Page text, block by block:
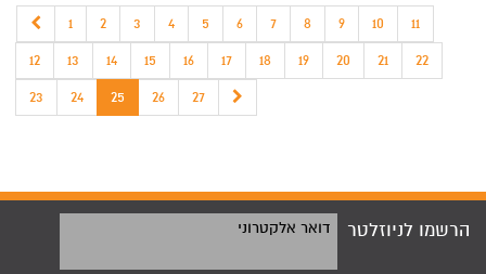
1 2 3 4 5 6 7 8 9 10
11
12
13 14 15 16 17 18 19 20 21
22
23
24 25 26 27
הרשמו לניוזלטר דואר אלקטרוני